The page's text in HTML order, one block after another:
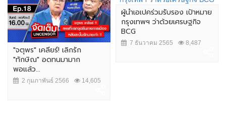
"จตุพร" เคลียร์! เลิกรัก
"ทักษิณ" อดทนมามาก
พอแล้ว...
2 กุมภาพันธ์ 2566 14,605
ผู้นำเอเปคร่วมรับรอง เป้าหมาย
กรุงเทพฯ ว่าด้วยเศรษฐกิจ
BCG
7 ธันวาคม 2565 8,487